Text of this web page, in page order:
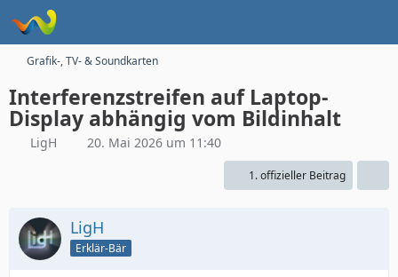
Grafik-, TV- & Soundkarten
Interferenzstreifen auf Laptop-
Display abhängig vom Bildinhalt
LigH 20. Mai 2026 um 11:40
1. offizieller Beitrag
LigH
Erklär-Bär